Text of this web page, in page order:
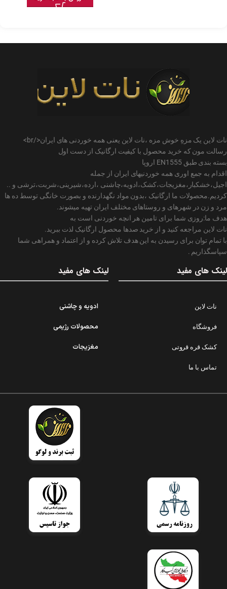
نات لاین یک مزهِ خوش مزه ،نات لاین یعنی همه خوردنی های ایران</br>
رسالت مون که خرید محصول با کیفیت ارگانیک از دست اول
بسته بندی طبق EN1555 اروپا
اقدام به جمع اوری همه خوردنیهای ایران از جمله
اجیل،خشکبار،مغزیجات،کشک،ادویه،چاشنی ،ارده،شیرینی،شربت،ترشی و ..
کردیم.محصولات ما ارگانیک ،بدون مواد نگهدارنده و بصورت خانگی توسط ده ها
مرد و زن در شهرهای و روستاهای مختلف ایران تهیه میشوند.
هدف ما:روزی شما برای تامین هر انچه خوردنی است به
نات لاین مراجعه کنید و از خرید صدها محصول ارگانیک لذت ببرید.
با تمام توان برای رسیدن به این هدف تلاش کرده و از اعتماد و همراهی شما
سپاسگذاریم .
لینک های مفید
نات لاین
فروشگاه
کشک قره قروتی
تماس با ما
لینک های مفید
ادویه و چاشنی
محصولات رژیمی
مغزیجات